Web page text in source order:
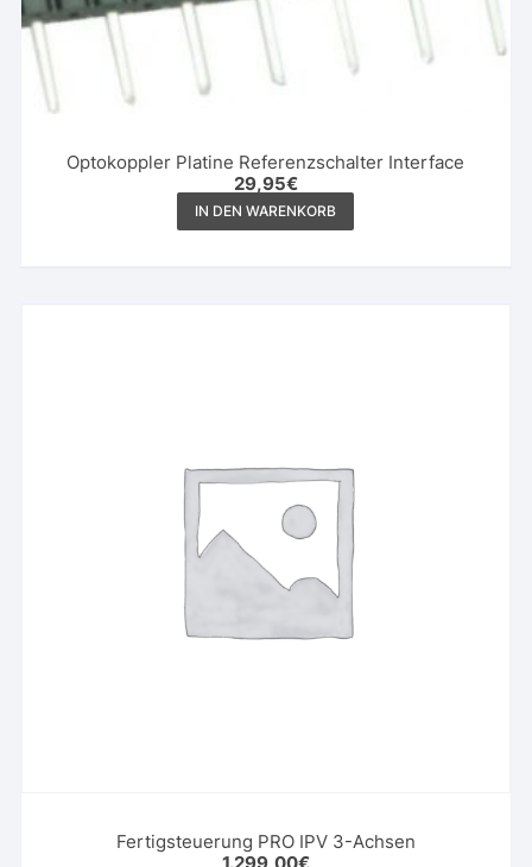
Optokoppler Platine Referenzschalter Interface
29,95€
IN DEN WARENKORB
Fertigsteuerung PRO IPV 3-Achsen
1.299,00€